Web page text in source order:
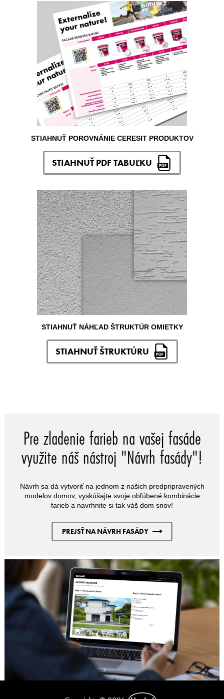
STIAHNUŤ POROVNÁNIE CERESIT PRODUKTOV
STIAHNUŤ PDF TABUĽKU
STIAHNUŤ NÁHĽAD ŠTRUKTÚR OMIETKY
STIAHNUŤ ŠTRUKTÚRU
Pre zladenie farieb na vašej fasáde
využite náš nástroj "Návrh fasády"!
Návrh sa dá vytvoriť na jednom z našich predpripravených
modelov domov, vyskúšajte svoje obľúbené kombinácie
farieb a navrhnite si tak váš dom snov!
PREJSŤ NA NÁVRH FASÁDY